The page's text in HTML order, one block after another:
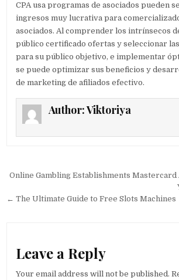
CPA usa programas de asociados pueden
ingresos muy lucrativa para
asociados. Al comprender los intrínsecos
público certificado ofertas y seleccionar
para su público objetivo, e implementar
se puede optimizar sus beneficios y
de marketing de afiliados efectivo.
Author:Viktoriya
Post navigation
Online Gambling Establishments
← The Ultimate Guide to Free Slots Machines
Leave a Reply
Your email address will not be published.